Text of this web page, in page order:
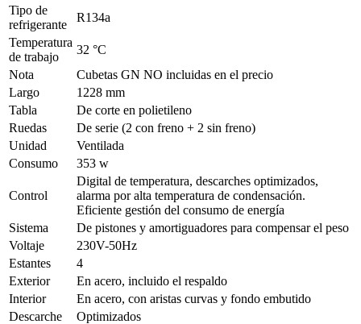
Tipo de
refrigerante
R134a
Temperatura
de trabajo
32 °C
Nota
Cubetas GN NO incluidas en el precio
Largo
1228 mm
Tabla
De corte en polietileno
Ruedas
De serie (2 con freno + 2 sin freno)
Unidad
Ventilada
Consumo
353 w
Control
Digital de temperatura, descarches optimizados,
alarma por alta temperatura de condensación.
Eficiente gestión del consumo de energía
Sistema
De pistones y amortiguadores para compensar el peso
Voltaje
230V-50Hz
Estantes
4
Exterior
En acero, incluido el respaldo
Interior
En acero, con aristas curvas y fondo embutido
Descarche
Optimizados